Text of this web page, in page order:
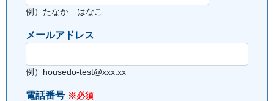
例）たなか はなこ
メールアドレス
例）housedo-test@xxx.xx
電話番号 ※必須